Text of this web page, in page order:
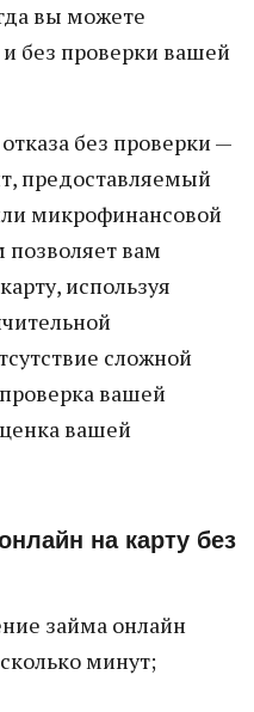
вы можете
и без проверки вашей
без проверки —
предоставляемый
микрофинансовой
позволяет вам
используя
сложной
вашей
вашей
на карту без
займа онлайн
минут;